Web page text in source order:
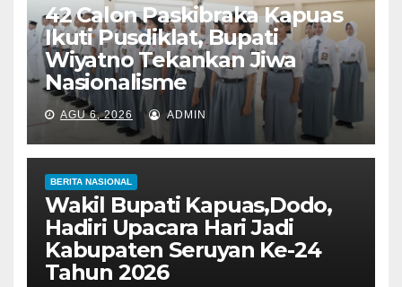
42 Calon Paskibraka Kapuas
Ikuti Pusdiklat, Bupati
Wiyatno Tekankan Jiwa
Nasionalisme
AGU 6, 2026 ADMIN
BERITA NASIONAL
Wakil Bupati Kapuas,Dodo,
Hadiri Upacara Hari Jadi
Kabupaten Seruyan Ke-24
Tahun 2026